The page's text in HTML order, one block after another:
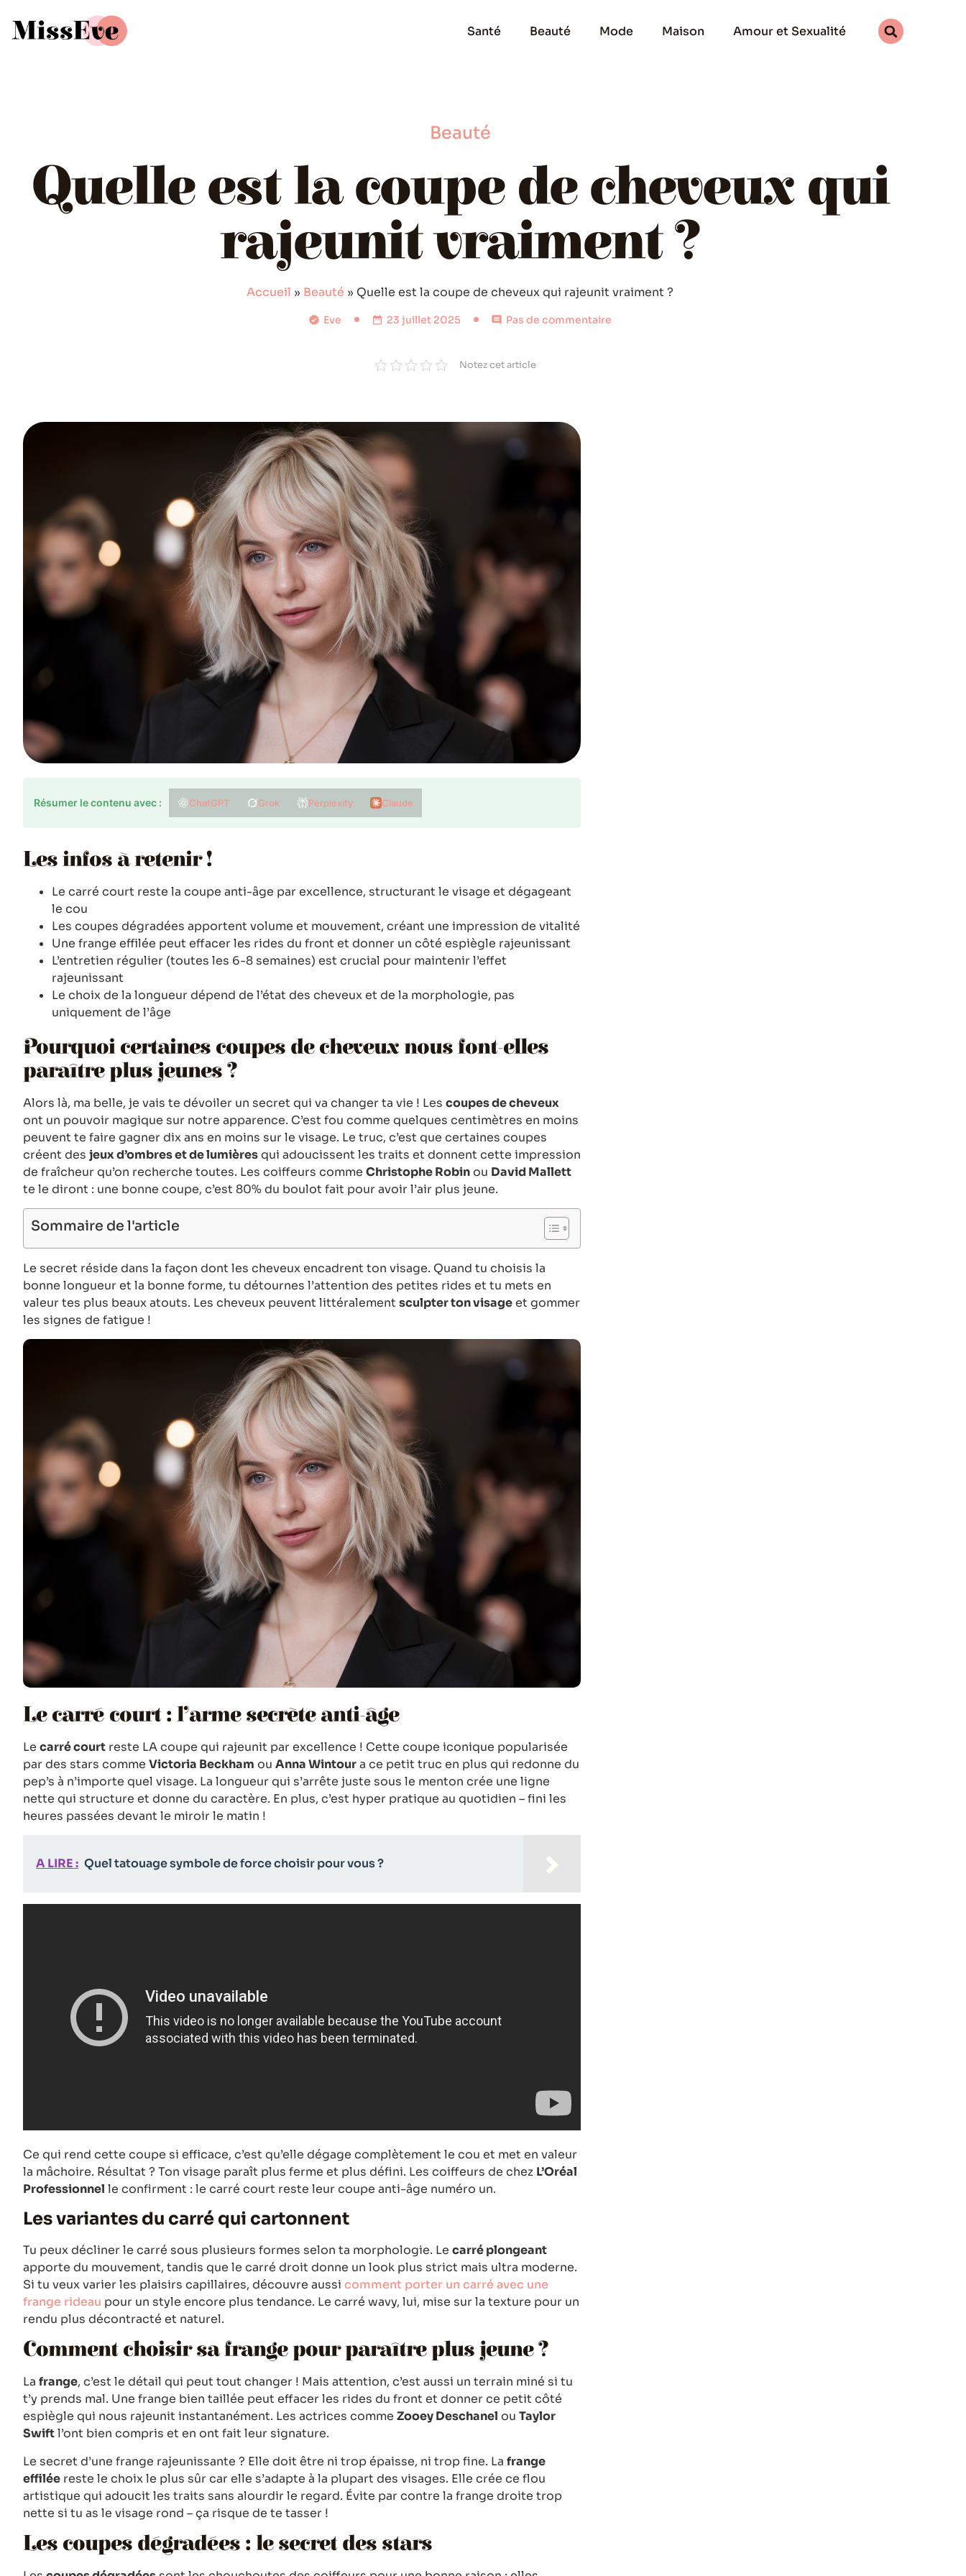
Santé Beauté Mode Maison Amour et Sexualité
Beauté
Quelle est la coupe de cheveux qui
rajeunit vraiment ?
Accueil » Beauté » Quelle est la coupe de cheveux qui rajeunit vraiment ?
Eve 23 juillet 2025 Pas de commentaire
Notez cet article
Résumer le contenu avec : ChatGPT Grok Perplexity Claude
Les infos à retenir !
Le carré court reste la coupe anti-âge par excellence, structurant le visage et dégageant
le cou
Les coupes dégradées apportent volume et mouvement, créant une impression de vitalité
Une frange effilée peut effacer les rides du front et donner un côté espiègle rajeunissant
L’entretien régulier (toutes les 6-8 semaines) est crucial pour maintenir l’effet
rajeunissant
Le choix de la longueur dépend de l’état des cheveux et de la morphologie, pas
uniquement de l’âge
Pourquoi certaines coupes de cheveux nous font-elles
paraître plus jeunes ?
Alors là, ma belle, je vais te dévoiler un secret qui va changer ta vie ! Les coupes de cheveux
ont un pouvoir magique sur notre apparence. C’est fou comme quelques centimètres en moins
peuvent te faire gagner dix ans en moins sur le visage. Le truc, c’est que certaines coupes
créent des jeux d’ombres et de lumièresqui adoucissent les traits et donnent cette impression
de fraîcheur qu’on recherche toutes. Les coiffeurs comme Christophe Robinou David Mallett
te le diront : une bonne coupe, c’est 80% du boulot fait pour avoir l’air plus jeune.
Sommaire de l'article
Le secret réside dans la façon dont les cheveux encadrent ton visage. Quand tu choisis la
bonne longueur et la bonne forme, tu détournes l’attention des petites rides et tu mets en
valeur tes plus beaux atouts. Les cheveux peuvent littéralement sculpter ton visageet gommer
les signes de fatigue !
Le carré court : l’arme secrète anti-âge
Le carré court reste LA coupe qui rajeunit par excellence ! Cette coupe iconique popularisée
par des stars comme Victoria Beckham ou Anna Wintoura ce petit truc en plus qui redonne du
pep’s à n’importe quel visage. La longueur qui s’arrête juste sous le menton crée une ligne
nette qui structure et donne du caractère. En plus, c’est hyper pratique au quotidien – fini les
heures passées devant le miroir le matin !
A LIRE : Quel tatouage symbole de force choisir pour vous ?
Ce qui rend cette coupe si efficace, c’est qu’elle dégage complètement le cou et met en valeur
la mâchoire. Résultat ? Ton visage paraît plus ferme et plus défini. Les coiffeurs de chez L’Oréal
Professionnel le confirment : le carré court reste leur coupe anti-âge numéro un.
Les variantes du carré qui cartonnent
Tu peux décliner le carré sous plusieurs formes selon ta morphologie. Le carré plongeant
apporte du mouvement, tandis que le carré droit donne un look plus strict mais ultra moderne.
Si tu veux varier les plaisirs capillaires, découvre aussi comment porter un carré avec une
frange rideau pour un style encore plus tendance. Le carré wavy, lui, mise sur la texture pour un
rendu plus décontracté et naturel.
Comment choisir sa frange pour paraître plus jeune ?
La frange, c’est le détail qui peut tout changer ! Mais attention, c’est aussi un terrain miné si tu
t’y prends mal. Une frange bien taillée peut effacer les rides du front et donner ce petit côté
espiègle qui nous rajeunit instantanément. Les actrices comme Zooey Deschanel ou Taylor
Swiftl’ont bien compris et en ont fait leur signature.
Le secret d’une frange rajeunissante ? Elle doit être ni trop épaisse, ni trop fine. La frange
effilée reste le choix le plus sûr car elle s’adapte à la plupart des visages. Elle crée ce flou
artistique qui adoucit les traits sans alourdir le regard. Évite par contre la frange droite trop
nette si tu as le visage rond – ça risque de te tasser !
Les coupes dégradées : le secret des stars